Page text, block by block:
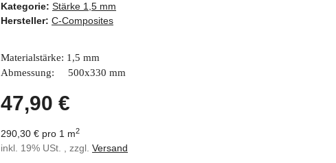
Kategorie: Stärke 1,5 mm
Hersteller: C-Composites
Materialstärke: 1,5 mm
Abmessung: 500x330 mm
47,90 €
290,30 € pro 1 m2
inkl. 19% USt. , zzgl. Versand